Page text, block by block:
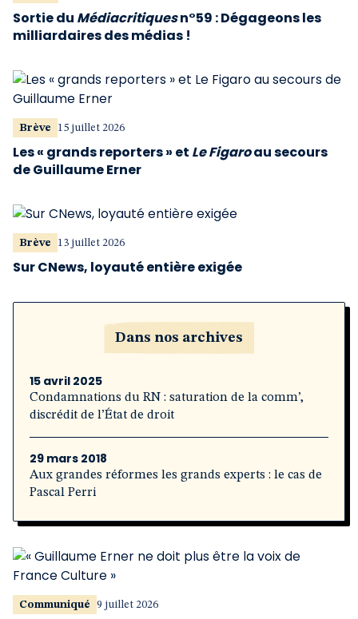
Sortie du Médiacritiquesn°59 : Dégageons les
milliardaires des médias !
Brève 15 juillet 2026
Les « grands reporters » et Le Figaroau secours
de Guillaume Erner
Brève 13 juillet 2026
Sur CNews, loyauté entière exigée
Dans nos archives
15 avril 2025
Condamnations du RN : saturation de la comm’,
discrédit de l’État de droit
29 mars 2018
Aux grandes réformes les grands experts : le cas de
Pascal Perri
Communiqué 9 juillet 2026